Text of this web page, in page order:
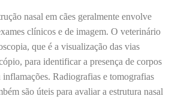
nasal em cães geralmente envolve
clínicos e de imagem. O veterinário
que é a visualização das vias
para identificar a presença de corpos
inflamações. Radiografias e tomografias
são úteis para avaliar a estrutura nasal